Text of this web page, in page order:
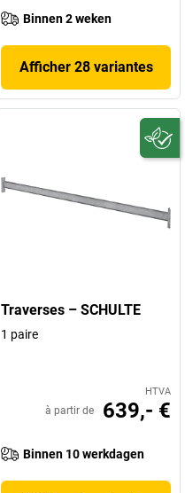
Binnen 2 weken
Afficher 28 variantes
Traverses – SCHULTE
1 paire
HTVA
à partir de 639,- €
Binnen 10 werkdagen